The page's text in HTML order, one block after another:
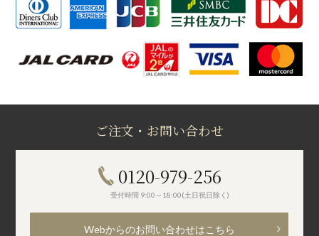
ご注文・お問い合わせ
0120-979-256
受付時間 9:00～18:00(土日祝日除く)
Webからのお問い合わせはこちら